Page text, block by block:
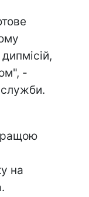
-
на